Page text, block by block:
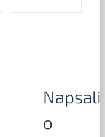
Napsali
o